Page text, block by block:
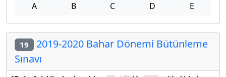
A B C D E
19 2019-2020 Bahar Dönemi Bütünleme
Sınavı